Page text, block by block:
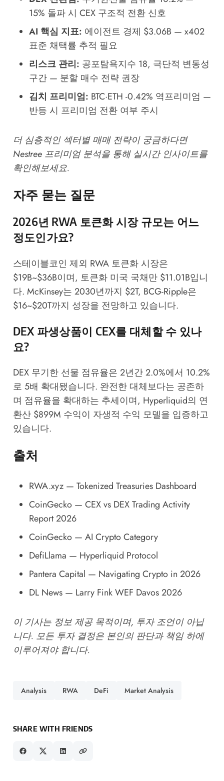
15% 돌파 시 CEX 구조적 전환 신호
AI 핵심 지표: 에이전트 경제 $3.06B — x402
표준 채택률 추적 필요
리스크 관리: 공포탐욕지수 18, 극단적 변동성
구간 — 분할 매수 전략 권장
김치 프리미엄: BTC·ETH -0.42% 역프리미엄 —
반등 시 프리미엄 전환 여부 주시
더 심층적인 섹터별 매매 전략이 궁금하다면
Nestree 프리미엄 분석을 통해 실시간 인사이트를
확인해보세요.
자주 묻는 질문
2026년 RWA 토큰화 시장 규모는 어느
정도인가요?
스테이블코인 제외 RWA 토큰화 시장은
$19B~$36B이며, 토큰화 미국 국채만 $11.01B입니
다. McKinsey는 2030년까지 $2T, BCG-Ripple은
$16~$20T까지 성장을 전망하고 있습니다.
DEX 파생상품이 CEX를 대체할 수 있나
요?
DEX 무기한 선물 점유율은 2년간 2.0%에서 10.2%
로 5배 확대됐습니다. 완전한 대체보다는 공존하
며 점유율을 확대하는 추세이며, Hyperliquid의 연
환산 $899M 수익이 자생적 수익 모델을 입증하고
있습니다.
출처
RWA.xyz — Tokenized Treasuries Dashboard
CoinGecko — CEX vs DEX Trading Activity
Report 2026
CoinGecko — AI Crypto Category
DefiLlama — Hyperliquid Protocol
Pantera Capital — Navigating Crypto in 2026
DL News — Larry Fink WEF Davos 2026
이 기사는 정보 제공 목적이며, 투자 조언이 아닙
니다. 모든 투자 결정은 본인의 판단과 책임 하에
이루어져야 합니다.
Analysis RWA DeFi Market Analysis
SHARE WITH FRIENDS